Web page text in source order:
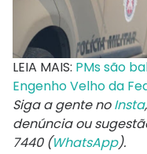
LEIA MAIS: PMs são
Engenho Velho da
Siga a gente noInsta,
denúncia ou
7440 (WhatsApp).